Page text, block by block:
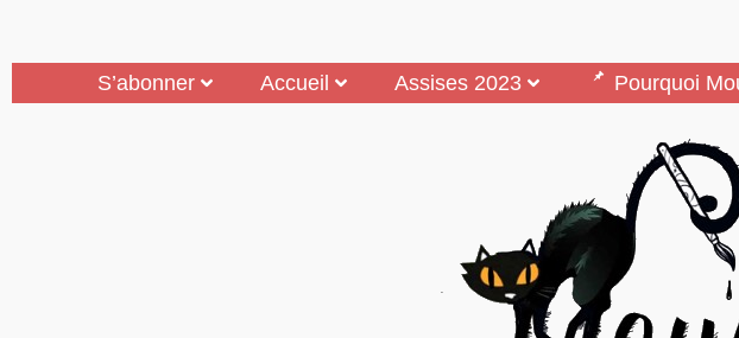
S’abonner Accueil Assises 2023 Pourquoi